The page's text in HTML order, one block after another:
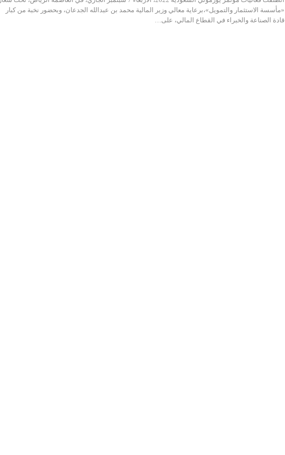
«مأسسة الاستثمار والتمويل»،برعاية معالي وزير المالية محمد بن عبدالله الجدعان، وبحضور نخبة من كبار
قادة الصناعة والخبراء في القطاع المالي، على…